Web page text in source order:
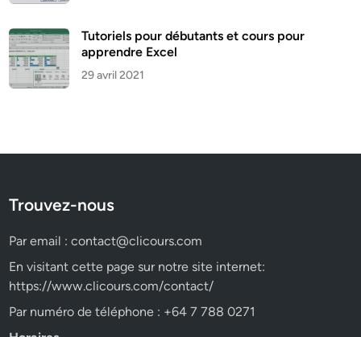
Tutoriels pour débutants et cours pour
apprendre Excel
29 avril 2021
Trouvez-nous
Par email :contact@clicours.com
En visitant cette page sur notre site internet:
https://www.clicours.com/contact/
Par numéro de téléphone : +64 7 788 0271